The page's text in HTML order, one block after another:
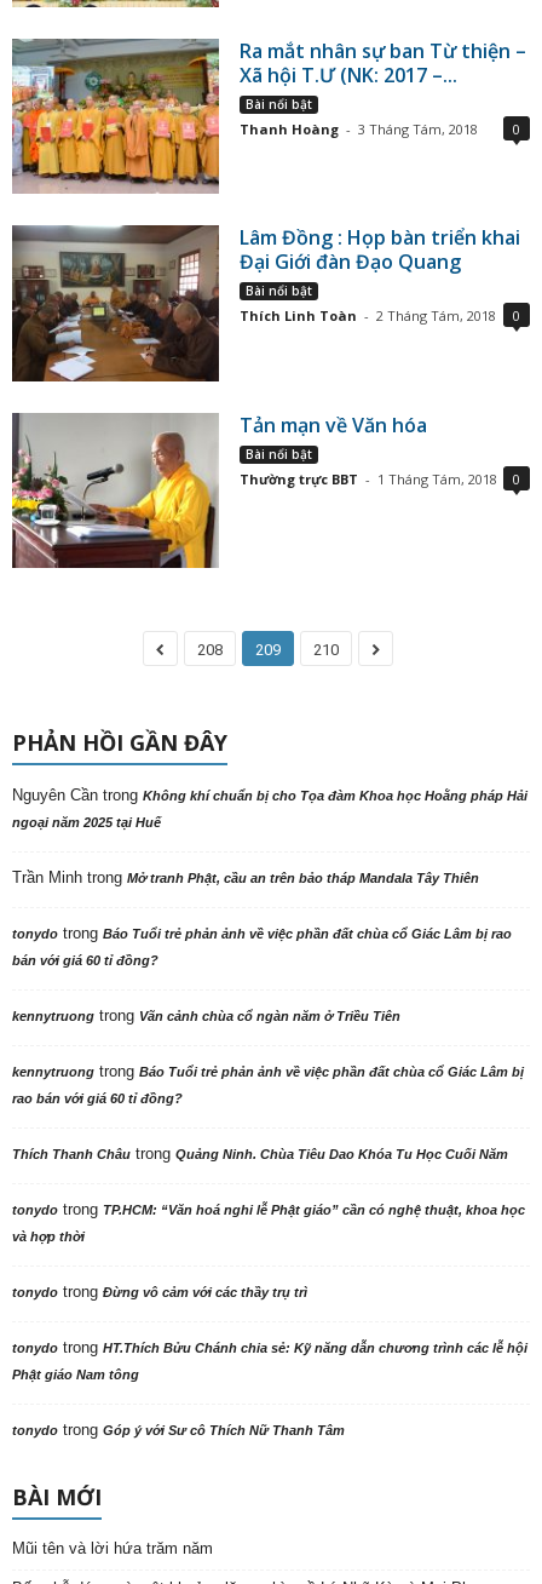
Ra mắt nhân sự ban Từ thiện –
Xã hội T.Ư (NK: 2017 –...
Bài nổi bật
Thanh Hoàng - 3 Tháng Tám, 2018 0
Lâm Đồng : Họp bàn triển khai
Đại Giới đàn Đạo Quang
Bài nổi bật
Thích Linh Toàn - 2 Tháng Tám, 2018 0
Tản mạn về Văn hóa
Bài nổi bật
Thường trực BBT - 1 Tháng Tám, 2018 0
208 209 210
PHẢN HỒI GẦN ĐÂY
Nguyên Cần trong Không khí chuẩn bị cho Tọa đàm Khoa học Hoằng pháp Hải
ngoại năm 2025 tại Huế
Trần Minh trong Mở tranh Phật, cầu an trên bảo tháp Mandala Tây Thiên
tonydo trong Báo Tuổi trẻ phản ảnh về việc phần đất chùa cổ Giác Lâm bị rao
bán với giá 60 tỉ đồng?
kennytruong trong Vãn cảnh chùa cổ ngàn năm ở Triều Tiên
kennytruong trong Báo Tuổi trẻ phản ảnh về việc phần đất chùa cổ Giác Lâm bị
rao bán với giá 60 tỉ đồng?
Thích Thanh Châu trong Quảng Ninh. Chùa Tiêu Dao Khóa Tu Học Cuối Năm
tonydo trong TP.HCM: “Văn hoá nghi lễ Phật giáo” cần có nghệ thuật, khoa học
và hợp thời
tonydo trong Đừng vô cảm với các thầy trụ trì
tonydo trong HT.Thích Bửu Chánh chia sẻ: Kỹ năng dẫn chương trình các lễ hội
Phật giáo Nam tông
tonydo trong Góp ý với Sư cô Thích Nữ Thanh Tâm
BÀI MỚI
Mũi tên và lời hứa trăm năm